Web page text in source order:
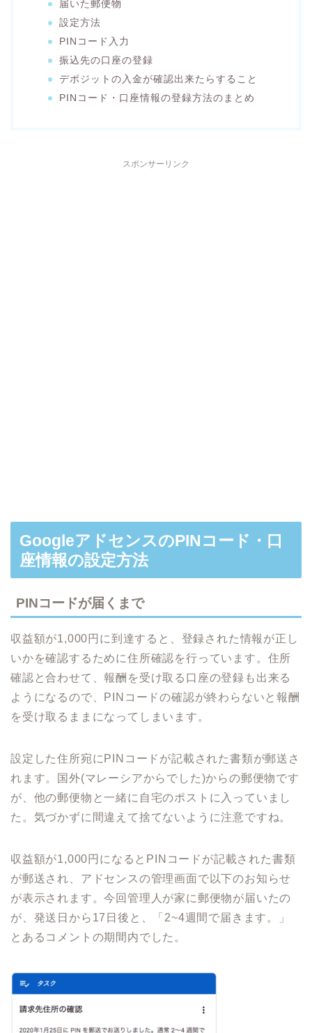
届いた郵便物
設定方法
PINコード入力
振込先の口座の登録
デポジットの入金が確認出来たらすること
PINコード・口座情報の登録方法のまとめ
スポンサーリンク
GoogleアドセンスのPINコード・口
座情報の設定方法
PINコードが届くまで
収益額が1,000円に到達すると、登録された情報が正し
いかを確認するために住所確認を行っています。住所
確認と合わせて、報酬を受け取る口座の登録も出来る
ようになるので、PINコードの確認が終わらないと報酬
を受け取るままになってしまいます。
設定した住所宛にPINコードが記載された書類が郵送さ
れます。国外(マレーシアからでした)からの郵便物です
が、他の郵便物と一緒に自宅のポストに入っていまし
た。気づかずに間違えて捨てないように注意ですね。
収益額が1,000円になるとPINコードが記載された書類
が郵送され、アドセンスの管理画面で以下のお知らせ
が表示されます。今回管理人が家に郵便物が届いたの
が、発送日から17日後と、「2~4週間で届きます。」
とあるコメントの期間内でした。